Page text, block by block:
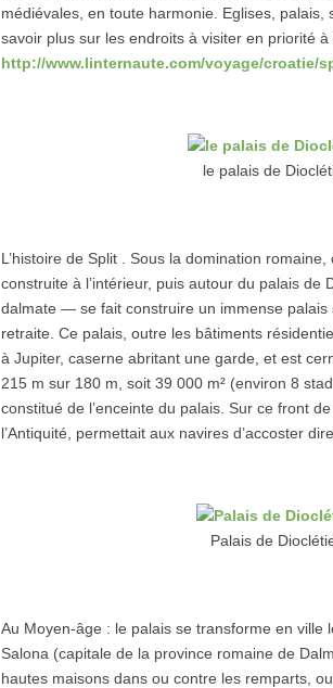
médiévales, en toute harmonie. Eglises,
savoir plus sur les endroits à visiter en priorité
http://www.linternaute.com/voyage/croatie/
le palais de
L’histoire de Split . Sous la domination
construite à l’intérieur, puis autour du palais
dalmate — se fait construire un immense
retraite. Ce palais, outre les bâtiments
à Jupiter, caserne abritant une garde, et est
215 m sur 180 m, soit 39 000 m² (environ 8
constitué de l’enceinte du palais. Sur ce front
l’Antiquité, permettait aux navires d’accoster
Palais de
Au Moyen-âge : le palais se transforme en
Salona (capitale de la province romaine de
hautes maisons dans ou contre les remparts,